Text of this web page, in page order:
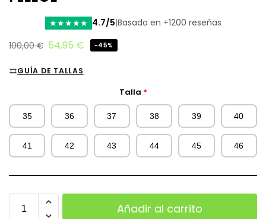
★★★★★ 4.7/5|Basado en +1200 reseñas
100,00€ 54,95 € -45%
GUÍA DE TALLAS
Talla *
35 36 37 38 39 40
41 42 43 44 45 46
Añadir al carrito